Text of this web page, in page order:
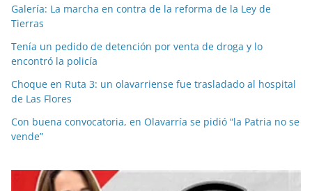
Galería: La marcha en contra de la reforma de la Ley de
Tierras
Tenía un pedido de detención por venta de droga y lo
encontró la policía
Choque en Ruta 3: un olavarriense fue trasladado al hospital
de Las Flores
Con buena convocatoria, en Olavarría se pidió “la Patria no se
vende”